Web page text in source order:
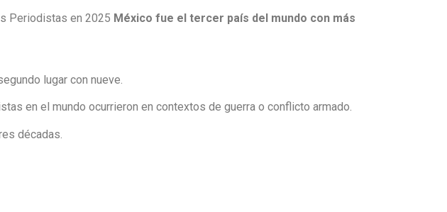
Periodistas en 2025 México fue el tercer país del mundo con más
lugar con nueve.
en el mundo ocurrieron en contextos de guerra o conflicto armado.
décadas.